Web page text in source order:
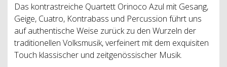
Das kontrastreiche Quartett Orinoco Azul mit Gesang,
Geige, Cuatro, Kontrabass und Percussion führt uns
auf authentische Weise zurück zu den Wurzeln der
traditionellen Volksmusik, verfeinert mit dem exquisiten
Touch klassischer und zeitgenössischer Musik.